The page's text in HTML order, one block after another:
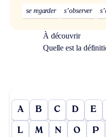
se regarder s’observer
À découvrir
Quelle est la
A B C D E
L M N O P